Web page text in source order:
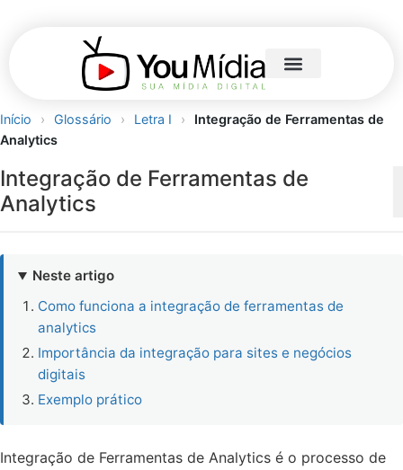
Início › Glossário › Letra I ›
Integração de Ferramentas de
Analytics
Integração de Ferramentas de
Analytics
Neste artigo
Como funciona a integração de ferramentas de
analytics
Importância da integração para sites e negócios
digitais
Exemplo prático
Integração de Ferramentas de Analytics é o processo de